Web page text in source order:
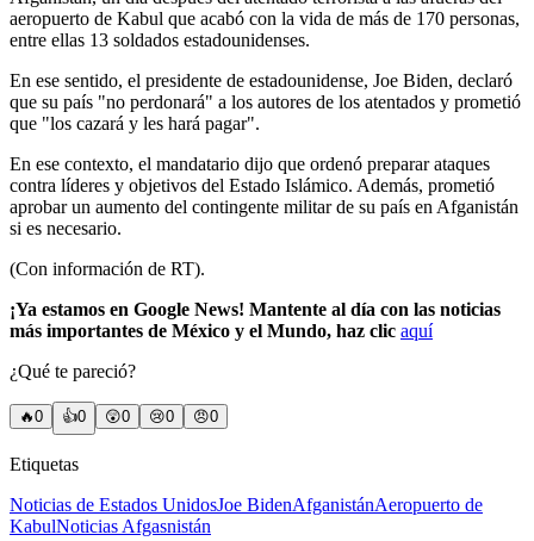
aeropuerto de Kabul que acabó con la vida de más de 170 personas,
entre ellas 13 soldados estadounidenses.
En ese sentido, el presidente de estadounidense, Joe Biden, declaró
que su país "no perdonará" a los autores de los atentados y prometió
que "los cazará y les hará pagar".
En ese contexto, el mandatario dijo que ordenó preparar ataques
contra líderes y objetivos del Estado Islámico. Además, prometió
aprobar un aumento del contingente militar de su país en Afganistán
si es necesario.
(Con información de RT).
¡Ya estamos en Google News! Mantente al día con las noticias
más importantes de México y el Mundo, haz clic aquí
¿Qué te pareció?
🔥0 👍0 😲0 😢0 😠0
Etiquetas
Noticias de Estados UnidosJoe BidenAfganistánAeropuerto de
KabulNoticias Afgasnistán